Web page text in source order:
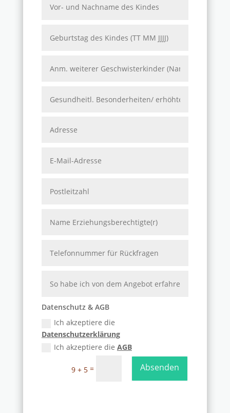
Datenschutz & AGB
Ich akzeptiere die
Datenschutzerklärung
Ich akzeptiere die AGB
9 + 5 = Absenden